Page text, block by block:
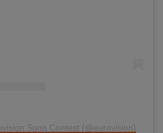
Song Contest (@eurovision)